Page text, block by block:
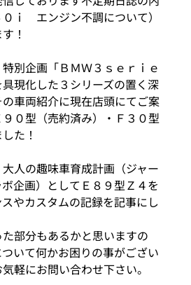
ｉ エンジン不調について）
！
別企画「ＢＭＷ３ｓｅｒｉｅ
現化した３シリーズの置く深
車両紹介に現在店頭にてご案
０型（売約済み）・Ｆ３０型
た！
人の趣味車育成計画（ジャー
企画）としてＥ８９型Ｚ４を
やカスタムの記録を記事にし
部分もあるかと思いますの
いて何かお困りの事がござい
軽にお問い合わせ下さい。